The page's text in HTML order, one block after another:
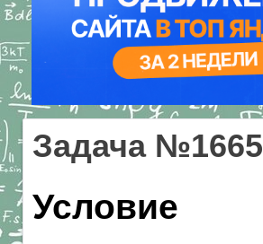
Задача №1665
Условие